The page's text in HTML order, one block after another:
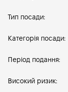
Тип посади:
Категорія посади:
Період подання:
Високий ризик: